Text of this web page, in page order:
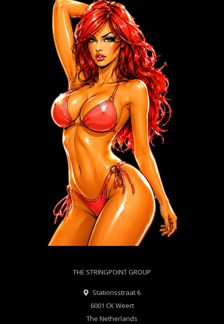
THE STRINGPOINT GROUP
Stationsstraat 6
6001 CK Weert
The Netherlands